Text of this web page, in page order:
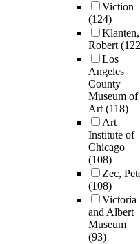
Viction
(124)
Klanten,
Robert
Los
Angeles
County
Museum of
Art(118)
Art
Institute of
Chicago
(108)
Zec,
(108)
Victoria
and Albert
Museum
(93)